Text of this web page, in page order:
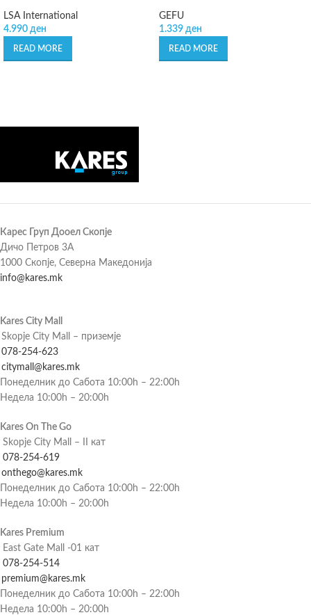
LSA International
4.990 ден
READ MORE
GEFU
1.339 ден
READ MORE
Карес Груп Дооел Скопје
Дичо Петров 3А
1000 Скопје, Северна Македонија
info@kares.mk
Kares City Mall
Skopje City Mall – приземје
078-254-623
citymall@kares.mk
Понеделник до Сабота 10:00h – 22:00h
Недела 10:00h – 20:00h
Kares On The Go
Skopje City Mall – II кат
078-254-619
onthego@kares.mk
Понеделник до Сабота 10:00h – 22:00h
Недела 10:00h – 20:00h
Kares Premium
East Gate Mall -01 кат
078-254-514
premium@kares.mk
Понеделник до Сабота 10:00h – 22:00h
Недела 10:00h – 20:00h